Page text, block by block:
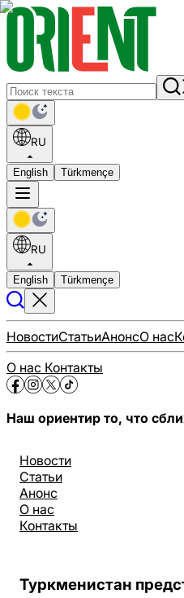
RU
English Türkmençe
RU
English Türkmençe
НовостиСтатьиАнонсО нас
О нас Контакты
Наш ориентир то, что
Новости
Статьи
Анонс
О нас
Контакты
Туркменистан